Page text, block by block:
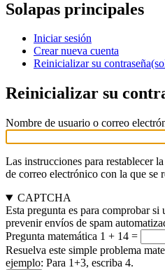
Solapas principales
Iniciar sesión
Crear nueva cuenta
Reinicializar su contraseña
Reinicializar su
Nombre de usuario o correo
Las instrucciones para restablecer
de correo electrónico con la que se
CAPTCHA
Esta pregunta es para comprobar
prevenir envíos de spam
Pregunta matemática 1 + 14 =
Resuelva este simple problema
ejemplo: Para 1+3, escriba 4.